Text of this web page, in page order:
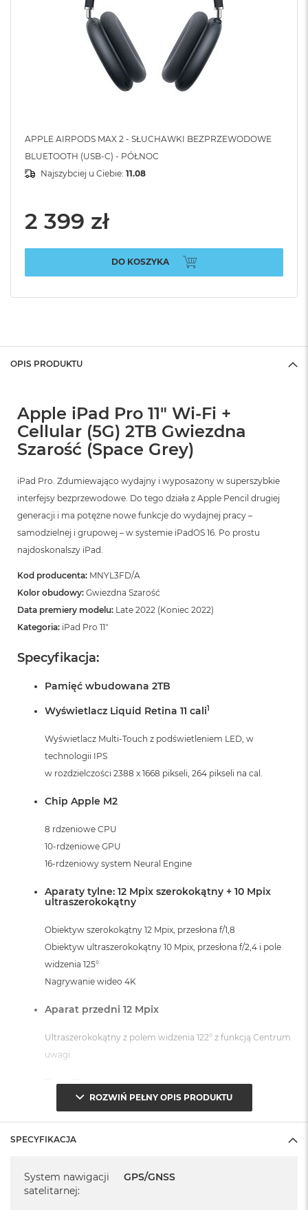
APPLE AIRPODS MAX 2 - SŁUCHAWKI BEZPRZEWODOWE
BLUETOOTH (USB-C) - PÓŁNOC
Najszybciej u Ciebie: 11.08
2 399 zł
DO KOSZYKA
OPIS PRODUKTU
Apple iPad Pro 11" Wi-Fi +
Cellular (5G) 2TB Gwiezdna
Szarość (Space Grey)
iPad Pro. Zdumiewająco wydajny i wyposażony w superszybkie
interfejsy bezprzewodowe. Do tego działa z Apple Pencil drugiej
generacji i ma potężne nowe funkcje do wydajnej pracy –
samodzielnej i grupowej – w systemie iPadOS 16. Po prostu
najdoskonalszy iPad.
Kod producenta: MNYL3FD/A
Kolor obudowy: Gwiezdna Szarość
Data premiery modelu: Late 2022 (Koniec 2022)
Kategoria: iPad Pro 11"
Specyfikacja:
Pamięć wbudowana 2TB
Wyświetlacz Liquid Retina 11 cali1
Wyświetlacz Multi-Touch z podświetleniem LED, w
technologii IPS
w rozdzielczości 2388 x 1668 pikseli, 264 pikseli na cal.
Chip Apple M2
8 rdzeniowe CPU
10-rdzeniowe GPU
16-rdzeniowy system Neural Engine
Aparaty tylne: 12 Mpix szerokokątny + 10 Mpix
ultraszerokokątny
Obiektyw szerokokątny 12 Mpix, przesłona f/1,8
Obiektyw ultraszerokokątny 10 Mpix, przesłona f/2,4 i pole
widzenia 125°
Nagrywanie wideo 4K
Aparat przedni 12 Mpix
Ultraszerokokątny z polem widzenia 122° z funkcją Centrum
uwagi.
Face ID
Przy użyciu technologii rozpoznawania twarzy w aparacie
ochrona danych w aplikacjach.
System operacyjny iPadOS 16
ROZWIŃ PEŁNY OPIS PRODUKTU
SPECYFIKACJA
System nawigacji
satelitarnej:
GPS/GNSS